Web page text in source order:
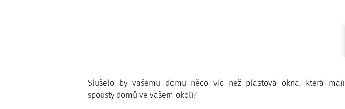
Slušelo by vašemu domu něco víc než plastová okna, která mají
spousty domů ve vašem okolí?